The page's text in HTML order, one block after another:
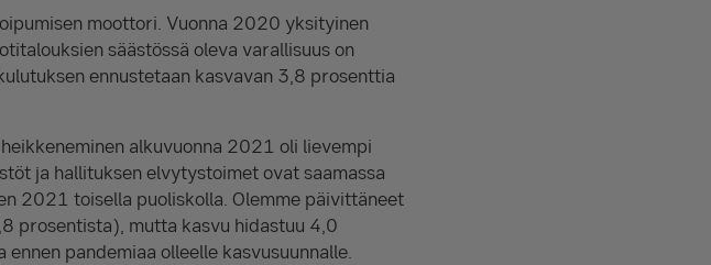
moottori. Vuonna 2020 yksityinen
säästössä oleva varallisuus on
ennustetaan kasvavan 3,8 prosenttia
alkuvuonna 2021 oli lievempi
ja hallituksen elvytystoimet ovat saamassa
2021 toisella puoliskolla. Olemme päivittäneet
prosentista), mutta kasvu hidastuu 4,0
pandemiaa olleelle kasvusuunnalle.